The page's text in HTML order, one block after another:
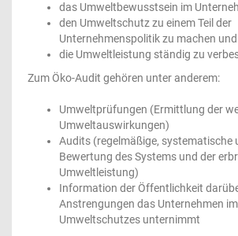
das Umweltbewusstsein im
den Umweltschutz zu einem Teil der
Unternehmenspolitik zu machen und
die Umweltleistung ständig zu
Zum Öko-Audit gehören unter anderem:
Umweltprüfungen (Ermittlung der
Umweltauswirkungen)
Audits (regelmäßige, systematische
Bewertung des Systems und der
Umweltleistung)
Information der Öffentlichkeit
Anstrengungen das Unternehmen
Umweltschutzes unternimmt